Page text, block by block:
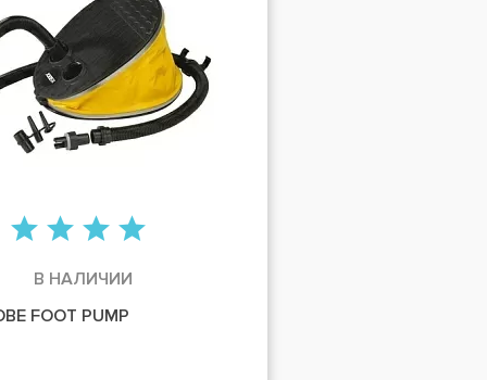
В НАЛИЧИИ
FOOT PUMP